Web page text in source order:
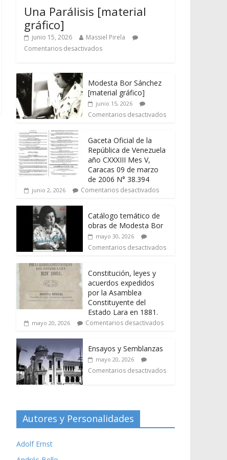
Una Parálisis [material
gráfico]
junio 15, 2026
Massiel Pirela
Comentarios desactivados
Modesta Bor Sánchez
[material gráfico]
junio 15, 2026
Comentarios desactivados
Gaceta Oficial de la
República de Venezuela
año CXXXIII Mes V,
Caracas 09 de marzo
de 2006 N° 38.394
junio 2, 2026 Comentarios desactivados
Catálogo temático de
obras de Modesta Bor
mayo 30, 2026
Comentarios desactivados
Constitución, leyes y
acuerdos expedidos
por la Asamblea
Constituyente del
Estado Lara en 1881.
mayo 20, 2026 Comentarios desactivados
Ensayos y Semblanzas
mayo 20, 2026
Comentarios desactivados
Autores y Personalidades
Adolf Ernst